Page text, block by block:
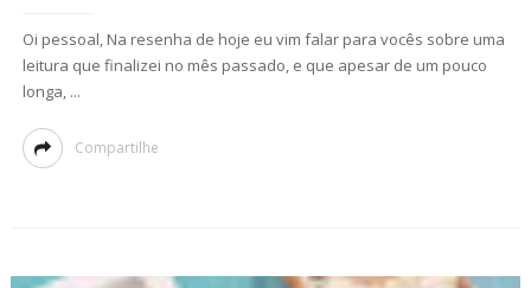
Oi pessoal, Na resenha de hoje eu vim falar para vocês sobre uma
leitura que finalizei no mês passado, e que apesar de um pouco
longa, ...
Compartilhe